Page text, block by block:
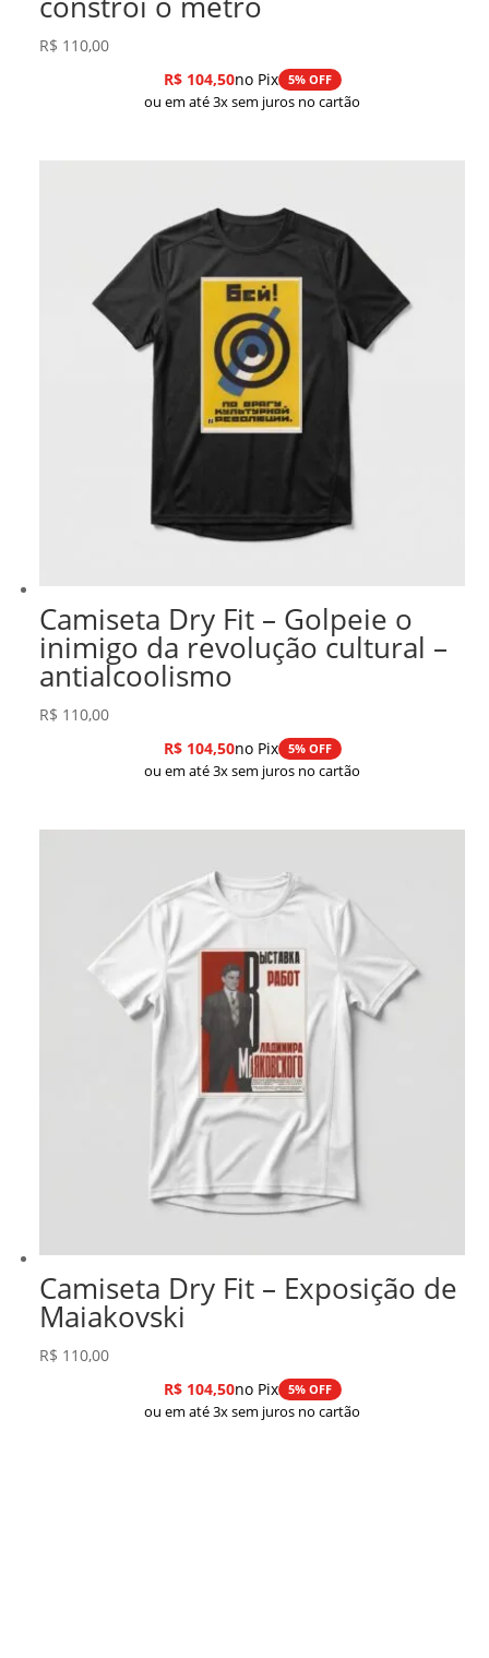
R$ 110,00
R$104,50no Pix 5% OFF
ou em até 3x sem juros no cartão
Camiseta Dry Fit – Golpeie o
inimigo da revolução cultural –
antialcoolismo
R$ 110,00
R$104,50no Pix 5% OFF
ou em até 3x sem juros no cartão
Camiseta Dry Fit – Exposição de
Maiakovski
R$ 110,00
R$104,50no Pix 5% OFF
ou em até 3x sem juros no cartão